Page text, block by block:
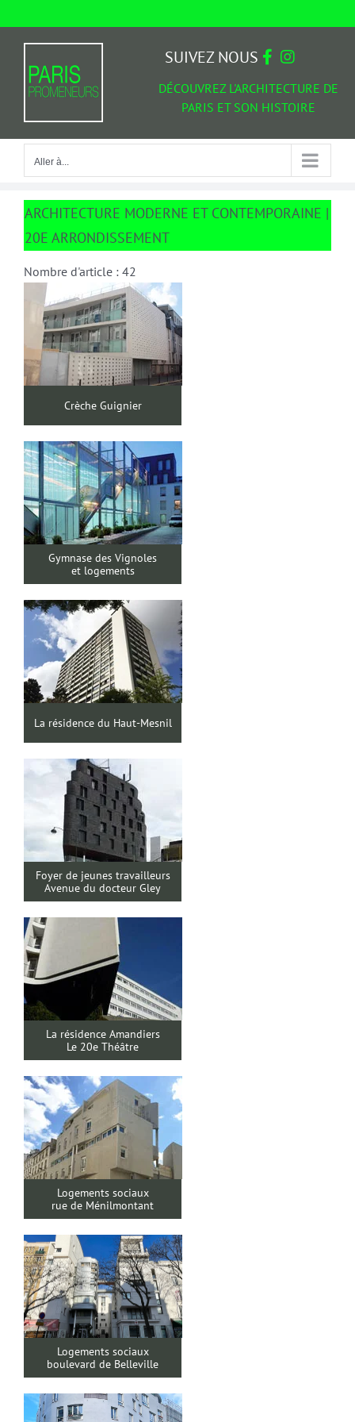
Aller à...
DÉCOUVREZ L'ARCHITECTURE DE
PARIS ET SON HISTOIRE
SUIVEZ NOUS
Aller à...
ARCHITECTURE MODERNE ET CONTEMPORAINE |
20E ARRONDISSEMENT
Nombre d'article : 42
Crèche Guignier
Gymnase des Vignoles
et logements
La résidence du Haut-Mesnil
Foyer de jeunes travailleurs
Avenue du docteur Gley
La résidence Amandiers
Le 20e Théâtre
Logements sociaux
rue de Ménilmontant
Logements sociaux
boulevard de Belleville